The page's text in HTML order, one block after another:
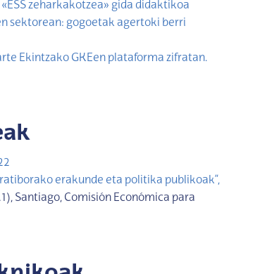
«ESS zeharkakotzea» gida didaktikoa
sektorean: gogoetak agertoki berri
Ekintzako GKEen plataforma zifratan.
erakunde eta politika publikoak”,
Santiago, Comisión Económica para